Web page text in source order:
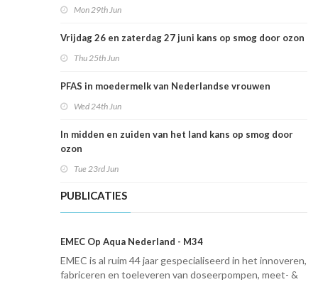
Mon 29th Jun
Vrijdag 26 en zaterdag 27 juni kans op smog door ozon
Thu 25th Jun
PFAS in moedermelk van Nederlandse vrouwen
Wed 24th Jun
In midden en zuiden van het land kans op smog door
ozon
Tue 23rd Jun
PUBLICATIES
EMEC Op Aqua Nederland - M34
EMEC is al ruim 44 jaar gespecialiseerd in het innoveren,
fabriceren en toeleveren van doseerpompen, meet- &